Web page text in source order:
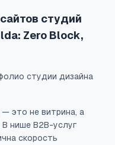
студий
Zero Block,
студии дизайна
это не витрина, а
нише B2B-услуг
скорость